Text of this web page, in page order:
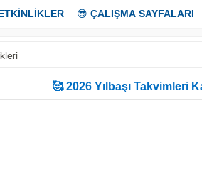
😎 ÇALIŞMA SAYFALARI
🥰 2026 Yılbaşı Takvimleri